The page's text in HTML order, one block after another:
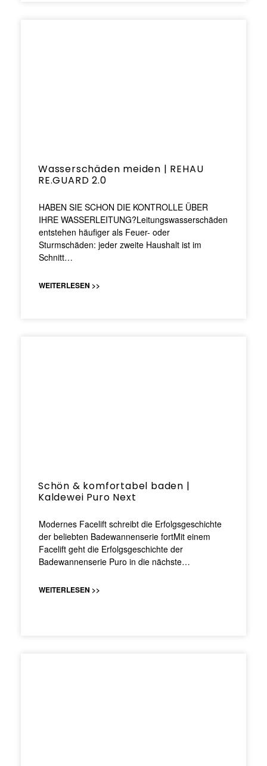
Wasserschäden meiden | REHAU
RE.GUARD 2.0
HABEN SIE SCHON DIE KONTROLLE ÜBER
IHRE WASSERLEITUNG?Leitungswasserschäden
entstehen häufiger als Feuer- oder
Sturmschäden: jeder zweite Haushalt ist im
Schnitt…
WEITERLESEN >>
Schön & komfortabel baden |
Kaldewei Puro Next
Modernes Facelift schreibt die Erfolgsgeschichte
der beliebten Badewannenserie fortMit einem
Facelift geht die Erfolgsgeschichte der
Badewannenserie Puro in die nächste…
WEITERLESEN >>